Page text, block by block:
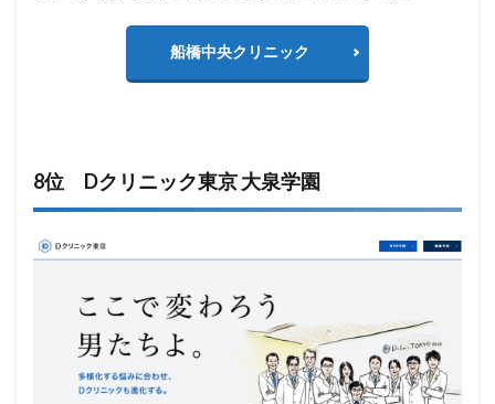
船橋中央クリニック
8位 Dクリニック東京 大泉学園